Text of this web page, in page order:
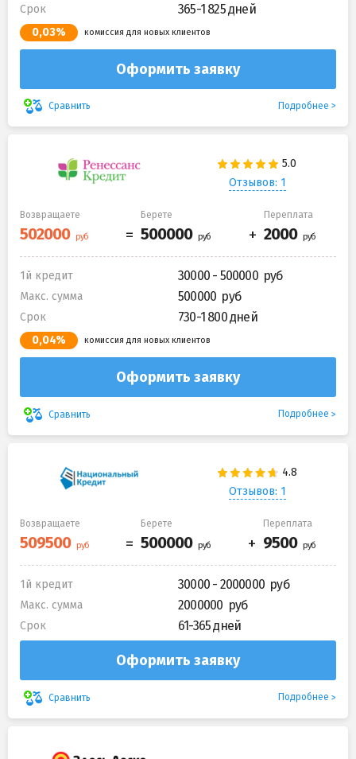
Срок 365-1 825 дней
0,03% комиссия для новых клиентов
Оформить заявку
Сравнить Подробнее
Отзывов: 1
Возвращаете Берете Переплата
1й кредит 30000 - 500000
Макс. сумма 500000
Срок 730-1 800 дней
0,04% комиссия для новых клиентов
Оформить заявку
Сравнить Подробнее
Отзывов: 1
Возвращаете Берете Переплата
1й кредит 30000 - 2000000
Макс. сумма 2000000
Срок 61-365 дней
Оформить заявку
Сравнить Подробнее